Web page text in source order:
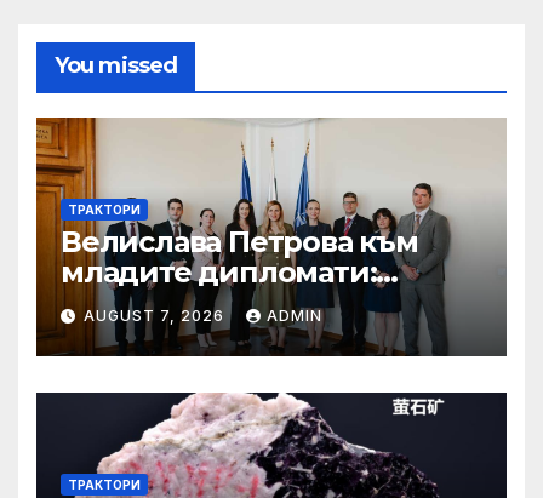
You missed
ТРАКТОРИ
Велислава Петрова към
младите дипломати:
Бъдете смели, уверени и
винаги отстоявайте
интересите на България
AUGUST 7, 2026 ADMIN
ТРАКТОРИ